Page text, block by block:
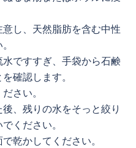
し、天然脂肪を含む中性
ですすぎ、手袋から石鹸
確認します。
さい。
、残りの水をそっと絞り
ください。
乾かしてください。